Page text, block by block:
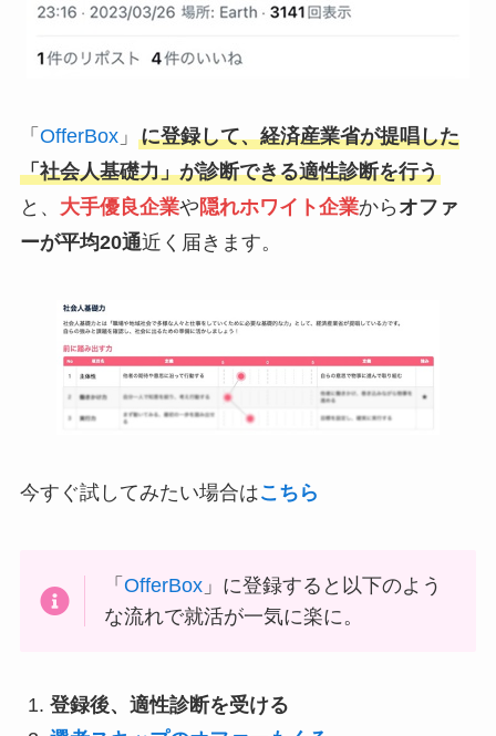
「 OfferBox」 に登録して、経済産業省が提唱した
「社会人基礎力」が診断できる適性診断を行う
と、 大手優良企業や隠れホワイト企業から オファ
ーが平均20通近く届きます。
今すぐ試してみたい場合はこちら
「OfferBox 」に登録すると以下のよう
な流れで就活が一気に楽に。
登録後、適性診断を受ける